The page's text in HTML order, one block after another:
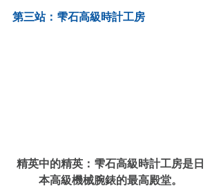
第三站：雫石高級時計工房
精英中的精英：雫石高級時計工房是日
本高級機械腕錶的最高殿堂。